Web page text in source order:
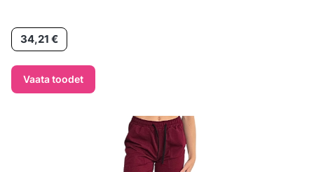
Hind
34,21 €
Vaata toodet